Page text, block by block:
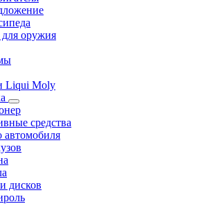
для оружия
Liqui Moly
средства
автомобиля
дисков